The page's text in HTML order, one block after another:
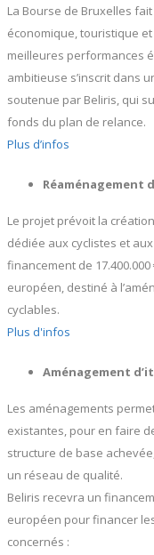
La Bourse de Bruxelles
économique, touristique
meilleures performances
ambitieuse s’inscrit dans
soutenue par Beliris, qui
fonds du plan de relance.
Plus d’infos
Réaménagement
Le projet prévoit la
dédiée aux cyclistes et
financement de
européen, destiné à
cyclables.
Plus d'infos
Aménagement
Les aménagements
existantes, pour en faire
structure de base
un réseau de qualité.
Beliris recevra un
européen pour financer
concernés :